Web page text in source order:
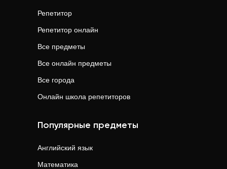
Репетитор
Репетитор онлайн
Все предметы
Все онлайн предметы
Все города
Онлайн школа репетиторов
Популярные предметы
Английский язык
Математика